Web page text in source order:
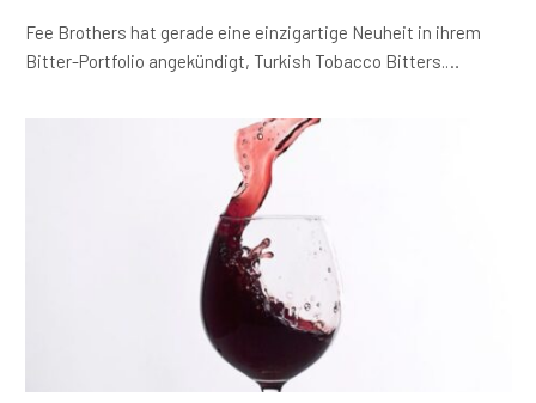
Fee Brothers hat gerade eine einzigartige Neuheit in ihrem
Bitter-Portfolio angekündigt, Turkish Tobacco Bitters.…